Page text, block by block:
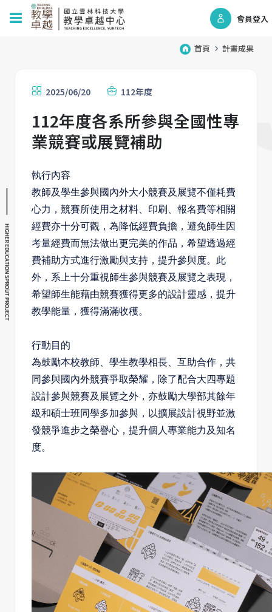
會員登入
首頁 計畫成果
2025/06/20 112年度
112年度各系所參與全國性專
業競賽或展覽補助
執行內容
教師及學生參與國內外大小競賽及展覽不僅耗費
心力，競賽所使用之材料、印刷、報名費等相關
經費亦十分可觀，為降低經費負擔，避免師生因
考量經費而無法做出更完美的作品，希望透過經
費補助方式進行激勵與支持，提升參與度。此
外，系上十分重視師生參與競賽及展覽之表現，
希望師生能藉由競賽獲得更多的設計靈感，提升
教學能量，獲得滿滿收穫。
行動目的
為鼓勵本校教師、學生教學相長、互助合作，共
同參與國內外競賽爭取榮耀，除了配合大四專題
設計參與競賽及展覽之外，亦鼓勵大學部其餘年
級和碩士班同學多加參與，以擴展設計視野並激
發競爭進步之榮譽心，提升個人專業能力及知名
度。